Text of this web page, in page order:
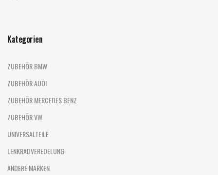
Kategorien
ZUBEHÖR BMW
ZUBEHÖR AUDI
ZUBEHÖR MERCEDES BENZ
ZUBEHÖR VW
UNIVERSALTEILE
LENKRADVEREDELUNG
ANDERE MARKEN